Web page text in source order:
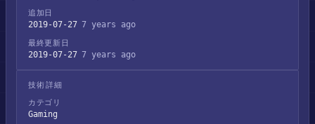
追加日
2019-07-27 7 years ago
最終更新日
2019-07-27 7 years ago
技術詳細
カテゴリ
Gaming